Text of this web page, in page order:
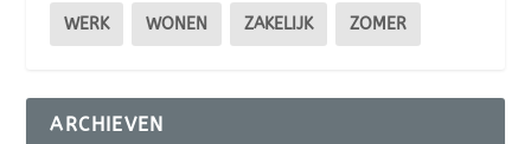
WERK WONEN ZAKELIJK ZOMER
ARCHIEVEN